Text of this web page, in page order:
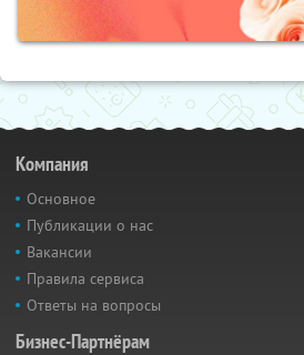
Компания
Основное
Публикации о нас
Вакансии
Правила сервиса
Ответы на вопросы
Бизнес-Партнёрам